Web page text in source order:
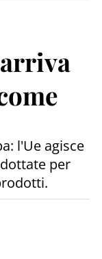
l'Ue agisce
per